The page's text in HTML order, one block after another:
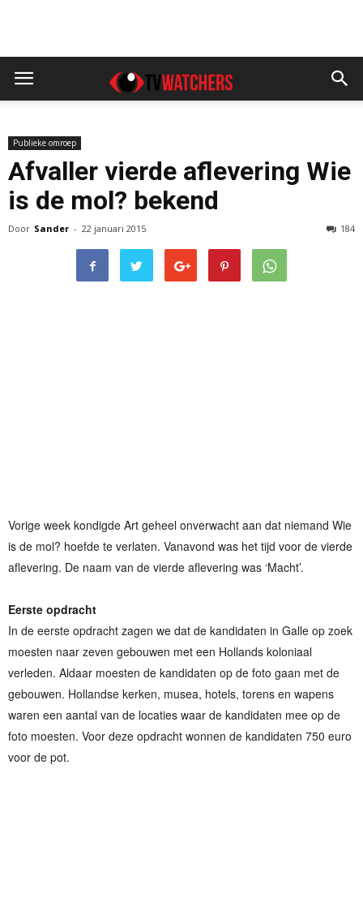
Publieke omroep
Afvaller vierde aflevering Wie
is de mol? bekend
Door Sander - 22 januari 2015 184
Vorige week kondigde Art geheel onverwacht aan dat niemand Wie
is de mol? hoefde te verlaten. Vanavond was het tijd voor de vierde
aflevering. De naam van de vierde aflevering was ‘Macht’.
Eerste opdracht
In de eerste opdracht zagen we dat de kandidaten in Galle op zoek
moesten naar zeven gebouwen met een Hollands koloniaal
verleden. Aldaar moesten de kandidaten op de foto gaan met de
gebouwen. Hollandse kerken, musea, hotels, torens en wapens
waren een aantal van de locaties waar de kandidaten mee op de
foto moesten. Voor deze opdracht wonnen de kandidaten 750 euro
voor de pot.